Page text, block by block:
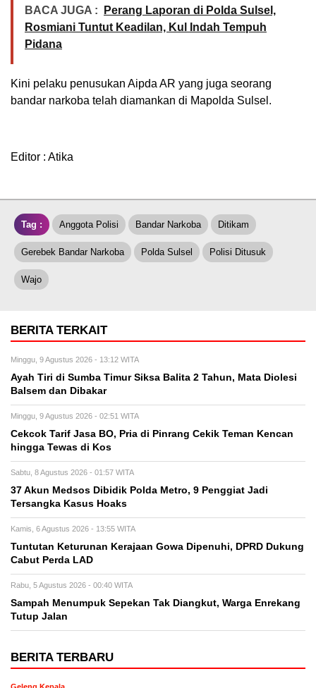
BACA JUGA :
Perang Laporan di Polda Sulsel,
Rosmiani Tuntut Keadilan, Kul Indah Tempuh
Pidana
Kini pelaku penusukan Aipda AR yang juga seorang
bandar narkoba telah diamankan di Mapolda Sulsel.
Editor : Atika
Tag : Anggota Polisi Bandar Narkoba Ditikam
Gerebek Bandar Narkoba Polda Sulsel Polisi Ditusuk
Wajo
BERITA TERKAIT
Minggu, 9 Agustus 2026 - 13:12 WITA
Ayah Tiri di Sumba Timur Siksa Balita 2 Tahun, Mata Diolesi
Balsem dan Dibakar
Minggu, 9 Agustus 2026 - 02:51 WITA
Cekcok Tarif Jasa BO, Pria di Pinrang Cekik Teman Kencan
hingga Tewas di Kos
Sabtu, 8 Agustus 2026 - 01:57 WITA
37 Akun Medsos Dibidik Polda Metro, 9 Penggiat Jadi
Tersangka Kasus Hoaks
Kamis, 6 Agustus 2026 - 13:55 WITA
Tuntutan Keturunan Kerajaan Gowa Dipenuhi, DPRD Dukung
Cabut Perda LAD
Rabu, 5 Agustus 2026 - 00:40 WITA
Sampah Menumpuk Sepekan Tak Diangkut, Warga Enrekang
Tutup Jalan
BERITA TERBARU